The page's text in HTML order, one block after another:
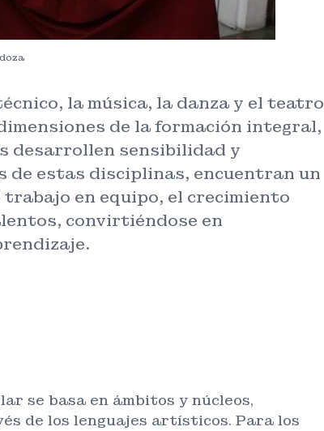
la música, la danza y el teatro
de la formación integral,
desarrollen sensibilidad y
estas disciplinas, encuentran un
en equipo, el crecimiento
convirtiéndose en
se basa en ámbitos y núcleos,
de los lenguajes artísticos. Para los